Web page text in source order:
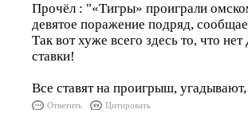
Прочёл : "«Тигры» проиграли
девятое поражение подряд,
Так вот хуже всего здесь то, что
ставки!
Все ставят на проигрыш,
Ответить Цитировать